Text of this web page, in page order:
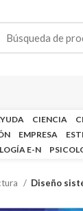
CIENCIA
EMPRESA
E-N
Diseño